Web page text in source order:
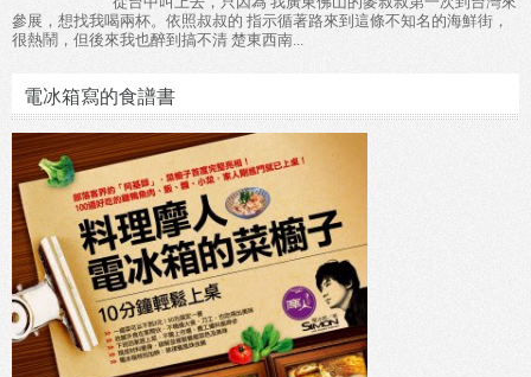
參展，想找我喝兩杯。依照叔叔的 指示循著路來到這條不知名的海鮮街，
很熱鬧，但後來我也醉到搞不清 楚東西南...
電冰箱寫的食譜書